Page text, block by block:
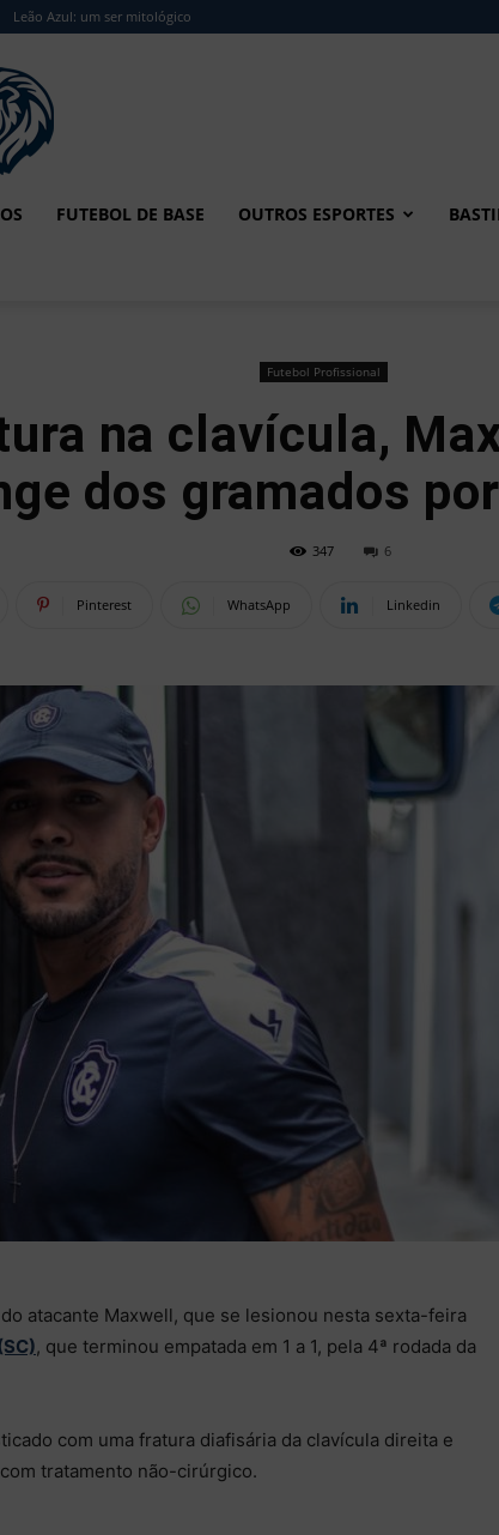
Leão Azul: um ser mitológico
FUTEBOL DE BASE OUTROS ESPORTES
Futebol Profissional
na clavícula,
dos gramados
347 6
Pinterest WhatsApp Linkedin
atacante Maxwell, que se lesionou nesta sexta-feira
, que terminou empatada em 1 a 1, pela 4ª rodada da
com uma fratura diafisária da clavícula direita e
tratamento não-cirúrgico.